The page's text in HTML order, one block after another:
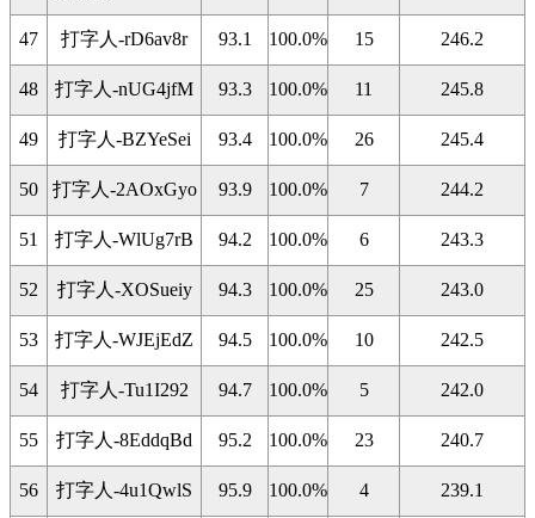
47 打字人-rD6av8r 93.1 100.0% 15 246.2
48 打字人-nUG4jfM 93.3 100.0% 11 245.8
49 打字人-BZYeSei 93.4 100.0% 26 245.4
50 打字人-2AOxGyo 93.9 100.0% 7 244.2
51 打字人-WlUg7rB 94.2 100.0% 6 243.3
52 打字人-XOSueiy 94.3 100.0% 25 243.0
53 打字人-WJEjEdZ 94.5 100.0% 10 242.5
54 打字人-Tu1I292 94.7 100.0% 5 242.0
55 打字人-8EddqBd 95.2 100.0% 23 240.7
56 打字人-4u1QwlS 95.9 100.0% 4 239.1